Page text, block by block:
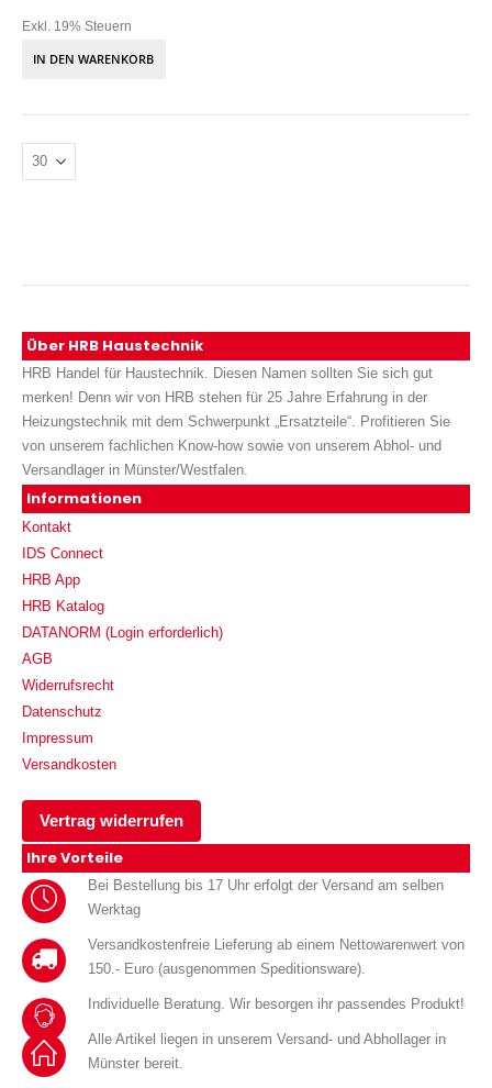
Exkl. 19% Steuern
IN DEN WARENKORB
Über HRB Haustechnik
HRB Handel für Haustechnik. Diesen Namen sollten Sie sich gut
merken! Denn wir von HRB stehen für 25 Jahre Erfahrung in der
Heizungstechnik mit dem Schwerpunkt „Ersatzteile“. Profitieren Sie
von unserem fachlichen Know-how sowie von unserem Abhol- und
Versandlager in Münster/Westfalen.
Informationen
Kontakt
IDS Connect
HRB App
HRB Katalog
DATANORM (Login erforderlich)
AGB
Widerrufsrecht
Datenschutz
Impressum
Versandkosten
Vertrag widerrufen
Ihre Vorteile
Bei Bestellung bis 17 Uhr erfolgt der Versand am selben
Werktag
Versandkostenfreie Lieferung ab einem Nettowarenwert von
150.- Euro (ausgenommen Speditionsware).
Individuelle Beratung. Wir besorgen ihr passendes Produkt!
Alle Artikel liegen in unserem Versand- und Abhollager in
Münster bereit.